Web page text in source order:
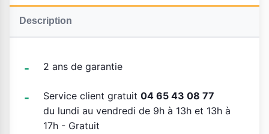
Description
2 ans de garantie
Service client gratuit 04 65 43 08 77
du lundi au vendredi de 9h à 13h et 13h à
17h - Gratuit